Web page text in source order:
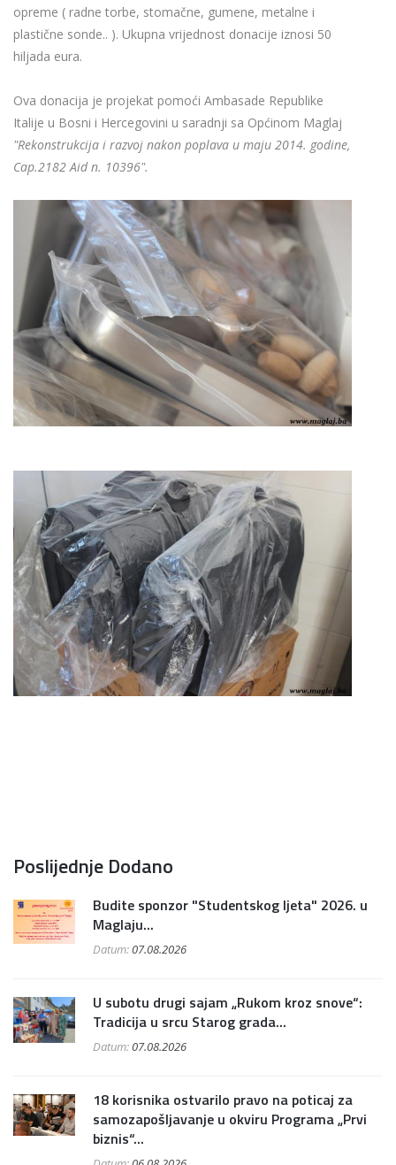
opreme ( radne torbe, stomačne, gumene, metalne i
plastične sonde.. ). Ukupna vrijednost donacije iznosi 50
hiljada eura.
Ova donacija je projekat pomoći Ambasade Republike
Italije u Bosni i Hercegovini u saradnji sa Općinom Maglaj
"Rekonstrukcija i razvoj nakon poplava u maju 2014. godine,
Cap.2182 Aid n. 10396".
Poslijednje Dodano
Budite sponzor "Studentskog ljeta" 2026. u
Maglaju...
Datum:07.08.2026
U subotu drugi sajam „Rukom kroz snove“:
Tradicija u srcu Starog grada...
Datum:07.08.2026
18 korisnika ostvarilo pravo na poticaj za
samozapošljavanje u okviru Programa „Prvi
biznis“...